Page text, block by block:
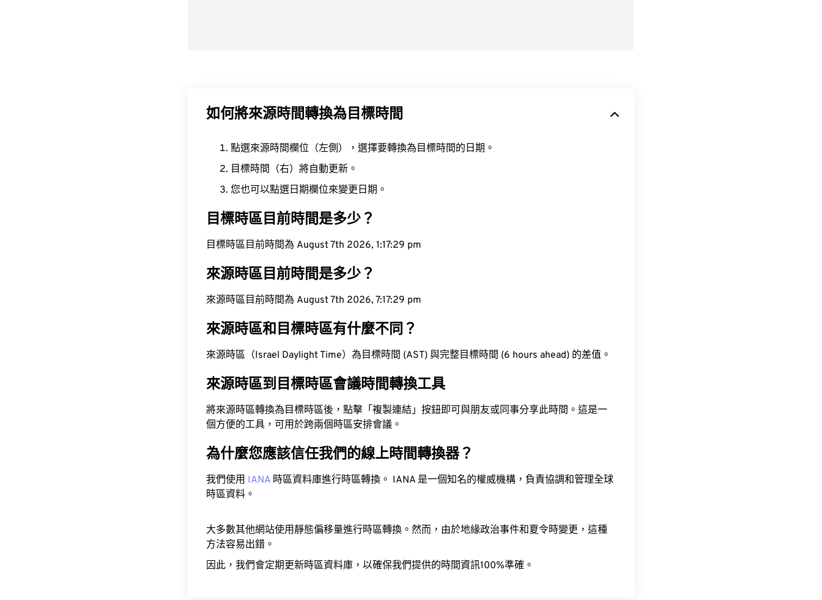
如何將來源時間轉換為目標時間
點選來源時間欄位（左側），選擇要轉換為目標時間的日期。
目標時間（右）將自動更新。
您也可以點選日期欄位來變更日期。
目標時區目前時間是多少？
目標時區目前時間為 August 7th 2026, 1:17:30 pm
來源時區目前時間是多少？
來源時區目前時間為 August 7th 2026, 7:17:30 pm
來源時區和目標時區有什麼不同？
來源時區（Israel Daylight Time）為目標時間 (AST) 與完整目標時間 (6 hours ahead) 的差值。
來源時區到目標時區會議時間轉換工具
將來源時區轉換為目標時區後，點擊「複製連結」按鈕即可與朋友或同事分享此時間。這是一
個方便的工具，可用於跨兩個時區安排會議。
為什麼您應該信任我們的線上時間轉換器？
我們使用 IANA 時區資料庫進行時區轉換。 IANA 是一個知名的權威機構，負責協調和管理全球
時區資料。
大多數其他網站使用靜態偏移量進行時區轉換。然而，由於地緣政治事件和夏令時變更，這種
方法容易出錯。
因此，我們會定期更新時區資料庫，以確保我們提供的時間資訊100%準確。